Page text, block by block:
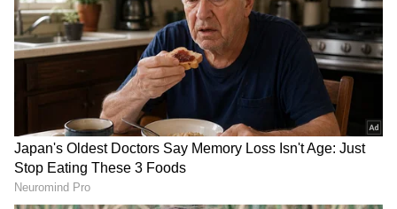
ಡಬಲ್ಸ್‌ನಲ್ಲೂ ಕಣಕ್ಕಿಳಿಯಲಿದ್ದು, ಅವರಿಗೆ ಅನುಭವಿ
ಆಟಗಾರ್ತಿ ಜೋಶ್ನಾ ಚಿನ್ನಪ್ಪ ಜೊತೆಯಾಗಲಿದ್ದಾರೆ. ಮಹಿಳಾ
ಡಬಲ್ಸ್‌ನಲ್ಲಿ ರಿತಿಕಾ ಸೀಲನ್ ಹಾಗೂ ಪೂಜಾ ಆರತಿ
ಸ್ಪರ್ಧಿಸಲಿದ್ದಾರೆ. ಕೂಟ ಭಾನುವಾರ ಕೊನೆಗೊಳ್ಳಲಿದೆ.
ಜು.27ರಿಂದ ಡುರಾಂಡ್ ಕಪ್‌ ಫುಟ್ಬಾಲ್‌ ಟೂರ್ನಿ
RECOMMENDED STORIES